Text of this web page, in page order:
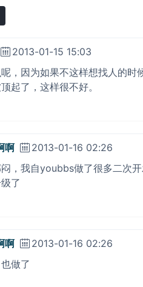
2013-01-15 15:03
，因为如果不这样想找人的
起了，这样很不好。
啊
2013-01-16 02:26
，我自youbbs做了很多二次
了
啊
2013-01-16 02:26
做了